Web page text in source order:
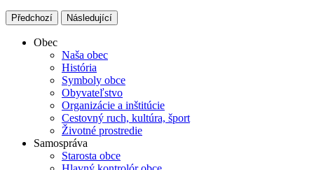
Předchozí Následující
Obec
Naša obec
História
Symboly obce
Obyvateľstvo
Organizácie a inštitúcie
Cestovný ruch, kultúra, šport
Životné prostredie
Samospráva
Starosta obce